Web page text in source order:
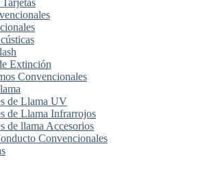
Extinción
Convencionales
de Llama UV
de Llama Infrarrojos
de llama Accesorios
Convencionales